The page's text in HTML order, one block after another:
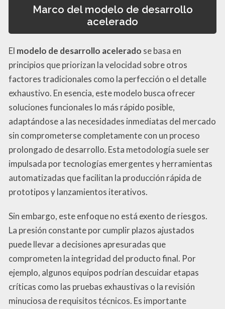
Marco del modelo de desarrollo
acelerado
El modelo de desarrollo acelerado se basa en
principios que priorizan la velocidad sobre otros
factores tradicionales como la perfección o el detalle
exhaustivo. En esencia, este modelo busca ofrecer
soluciones funcionales lo más rápido posible,
adaptándose a las necesidades inmediatas del mercado
sin comprometerse completamente con un proceso
prolongado de desarrollo. Esta metodología suele ser
impulsada por tecnologías emergentes y herramientas
automatizadas que facilitan la producción rápida de
prototipos y lanzamientos iterativos.
Sin embargo, este enfoque no está exento de riesgos.
La presión constante por cumplir plazos ajustados
puede llevar a decisiones apresuradas que
comprometen la integridad del producto final. Por
ejemplo, algunos equipos podrían descuidar etapas
críticas como las pruebas exhaustivas o la revisión
minuciosa de requisitos técnicos. Es importante